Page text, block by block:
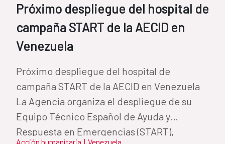
Próximo despliegue del hospital de
campaña START de la AECID en
Venezuela
Próximo despliegue del hospital de
campaña START de la AECID en Venezuela
La Agencia organiza el despliegue de su
Equipo Técnico Español de Ayuda y
Respuesta en Emergencias (START),
Acción humanitaria | Venezuela